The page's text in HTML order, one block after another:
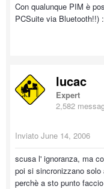
Con qualunque PIM è
PCSuite via Bluetooth!!)
lucac
Expert
2,582
Inviato June 14, 2006
scusa l' ignoranza, ma
poi si sincronizzano
perchè a sto punto